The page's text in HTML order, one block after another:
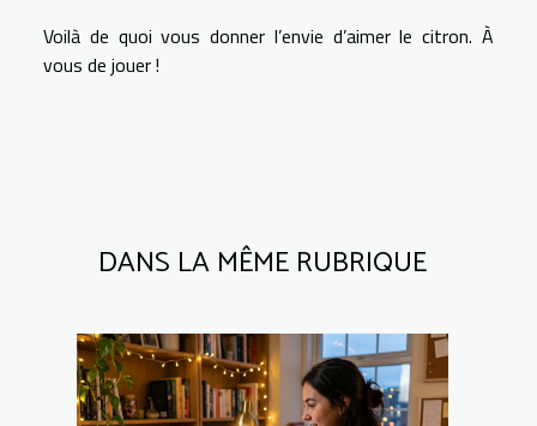
Voilà de quoi vous donner l’envie d’aimer le citron. À
vous de jouer !
DANS LA MÊME RUBRIQUE